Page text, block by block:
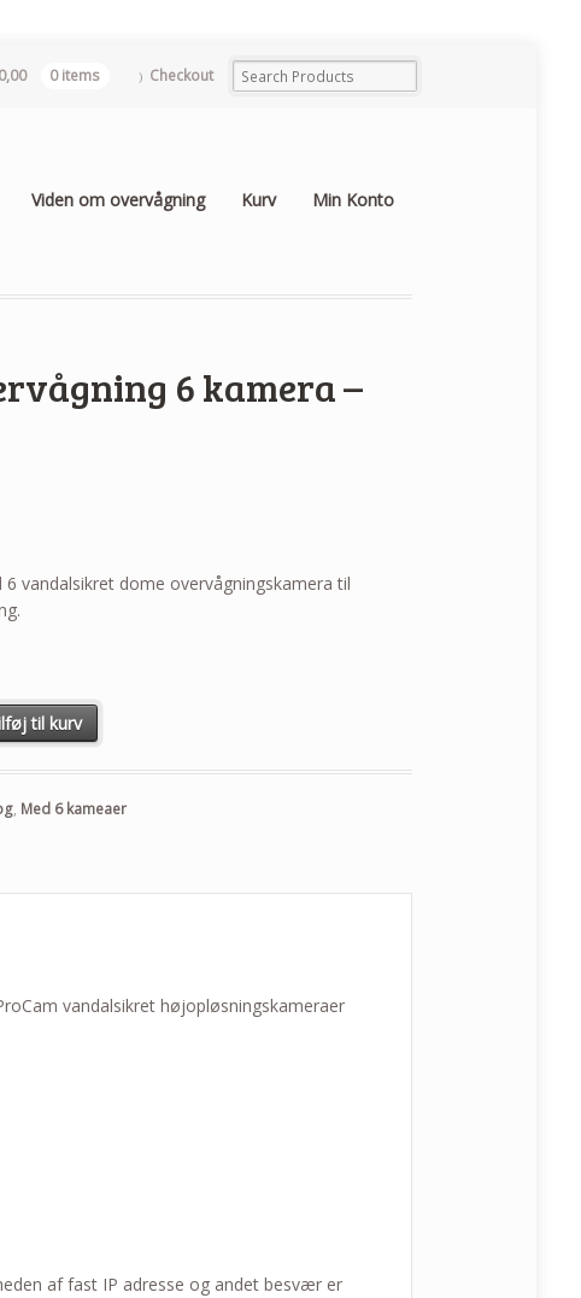
0 items Checkout
Viden om overvågning Kurv Min Konto
6 kamera –
vandalsikret dome overvågningskamera til
til kurv
, Med 6 kameaer
vandalsikret højopløsningskameraer
af fast IP adresse og andet besvær er